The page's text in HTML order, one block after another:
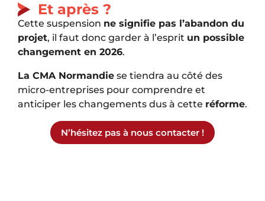
Et après ?
Cette suspension ne signifie pas l’abandon du
projet, il faut donc garder à l’esprit un possible
changement en 2026.
La CMA Normandie se tiendra au côté des
micro-entreprises pour comprendre et
anticiper les changements dus à cette réforme.
N’hésitez pas à nous contacter !